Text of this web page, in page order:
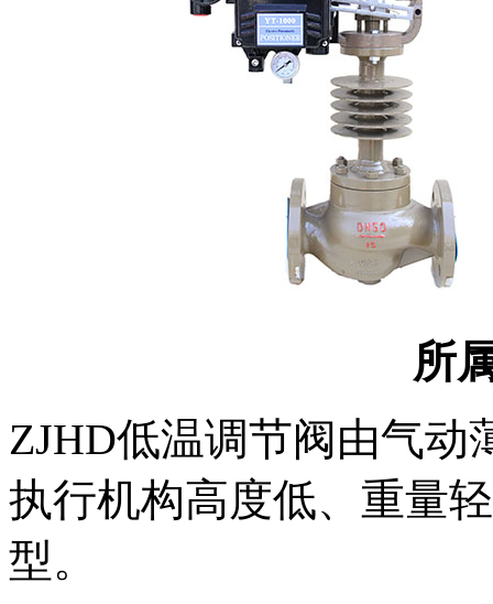
所
ZJHD低温调节阀由气
执行机构高度低、重量
型。